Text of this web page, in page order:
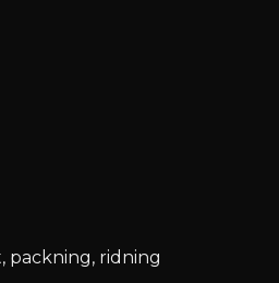
packning, ridning